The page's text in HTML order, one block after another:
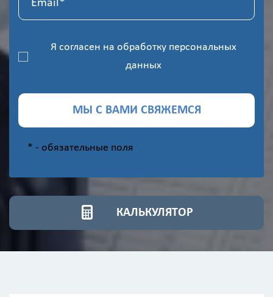
Я согласен наобработку персональных
данных
МЫ С ВАМИ СВЯЖЕМСЯ
* - обязательные поля
КАЛЬКУЛЯТОР